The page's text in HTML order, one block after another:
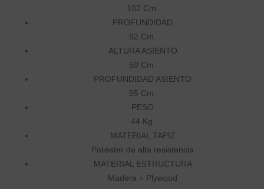
102 Cm.
PROFUNDIDAD
92 Cm.
ALTURA ASIENTO
50 Cm.
PROFUNDIDAD ASIENTO
55 Cm.
PESO
44 Kg.
MATERIAL TAPIZ
Poliéster de alta resistencia
MATERIAL ESTRUCTURA
Madera + Plywood